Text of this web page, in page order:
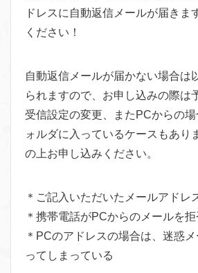
ドレスに自動返信メールが届きま
ください！
自動返信メールが届かない場合は
られますので、お申し込みの際は
受信設定の変更、またPCからの
ォルダに入っているケースもあり
の上お申し込みください。
＊ご記入いただいたメールアドレ
＊携帯電話がPCからのメールを
＊PCのアドレスの場合は、迷惑
ってしまっている